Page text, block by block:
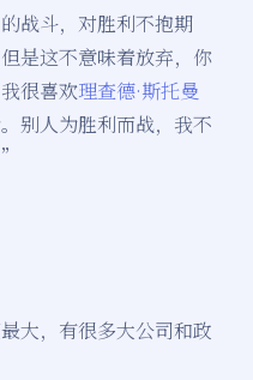
战斗，对胜利不抱期
是这不意味着放弃，你
很喜欢理查德·斯托曼
别人为胜利而战，我不
大，有很多大公司和政